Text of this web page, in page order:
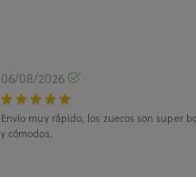
06/08/2026
Envío muy rápido, los zuecos son super
y cómodos.